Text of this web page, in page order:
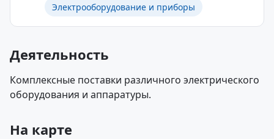
Электрооборудование и приборы
Деятельность
Комплексные поставки различного электрического
оборудования и аппаратуры.
На карте